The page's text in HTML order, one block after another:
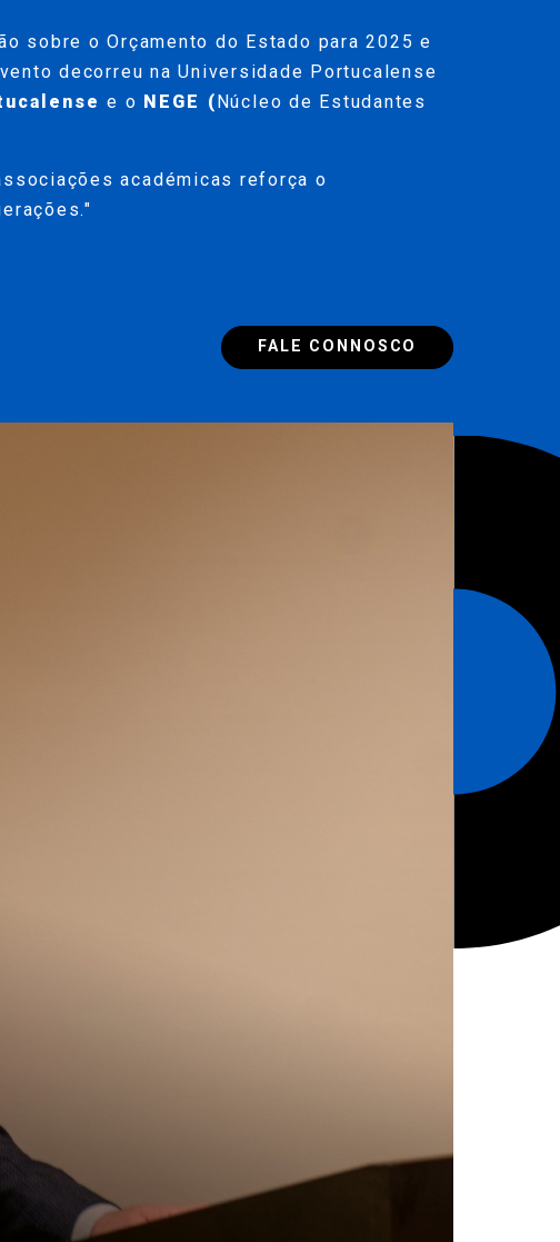
sobre o Orçamento do Estado para 2025 e
decorreu na Universidade Portucalense
e o NEGE (Núcleo de Estudantes
académicas reforça o
FALE CONNOSCO